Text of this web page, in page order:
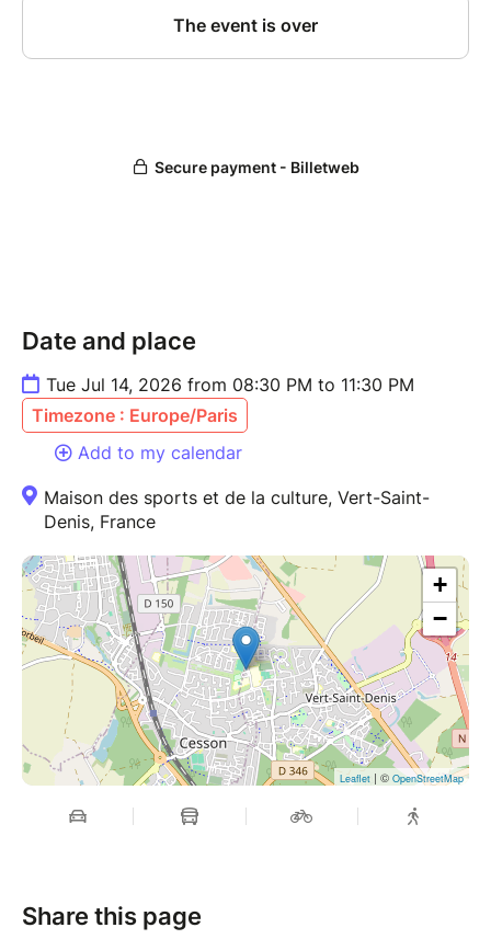
Date and place
Tue Jul 14, 2026 from 08:30 PM to 11:30 PM
Timezone : Europe/Paris
Add to my calendar
Maison des sports et de la culture, Vert-Saint-
Denis, France
+
−
Leaflet | © OpenStreetMap
Share this page